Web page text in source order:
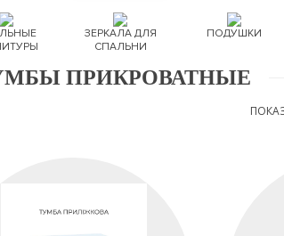
ЗЕРКАЛА ДЛЯ
СПАЛЬНИ
ПОДУШКИ
ПРИКРОВАТНЫЕ